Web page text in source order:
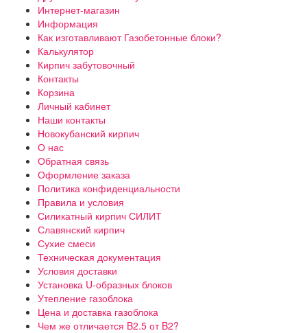
Интернет-магазин
Информация
Как изготавливают Газобетонные блоки?
Калькулятор
Кирпич забутовочный
Контакты
Корзина
Личный кабинет
Наши контакты
Новокубанский кирпич
О нас
Обратная связь
Оформление заказа
Политика конфиденциальности
Правила и условия
Силикатный кирпич СИЛИТ
Славянский кирпич
Сухие смеси
Техническая документация
Условия доставки
Установка U-образных блоков
Утепление газоблока
Цена и доставка газоблока
Чем же отличается B2.5 от B2?